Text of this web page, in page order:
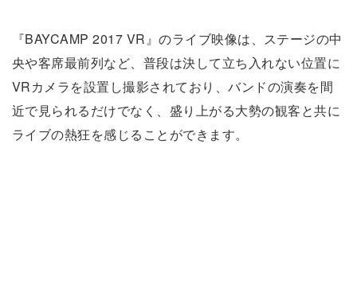
『BAYCAMP 2017 VR』のライブ映像は、ステージの中
央や客席最前列など、普段は決して立ち入れない位置に
VRカメラを設置し撮影されており、バンドの演奏を間
近で見られるだけでなく、盛り上がる大勢の観客と共に
ライブの熱狂を感じることができます。